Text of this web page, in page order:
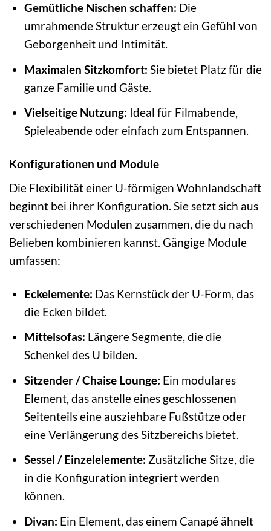
Gemütliche Nischen schaffen: Die
umrahmende Struktur erzeugt ein Gefühl von
Geborgenheit und Intimität.
Maximalen Sitzkomfort: Sie bietet Platz für die
ganze Familie und Gäste.
Vielseitige Nutzung: Ideal für Filmabende,
Spieleabende oder einfach zum Entspannen.
Konfigurationen und Module
Die Flexibilität einer U-förmigen Wohnlandschaft
beginnt bei ihrer Konfiguration. Sie setzt sich aus
verschiedenen Modulen zusammen, die du nach
Belieben kombinieren kannst. Gängige Module
umfassen:
Eckelemente: Das Kernstück der U-Form, das
die Ecken bildet.
Mittelsofas: Längere Segmente, die die
Schenkel des U bilden.
Sitzender / Chaise Lounge: Ein modulares
Element, das anstelle eines geschlossenen
Seitenteils eine ausziehbare Fußstütze oder
eine Verlängerung des Sitzbereichs bietet.
Sessel / Einzelelemente: Zusätzliche Sitze, die
in die Konfiguration integriert werden
können.
Divan: Ein Element, das einem Canapé ähnelt